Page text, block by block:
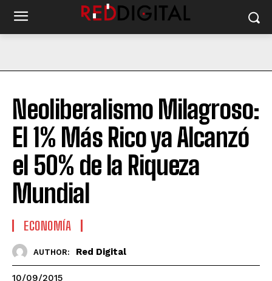
Neoliberalismo Milagroso:
El 1% Más Rico ya Alcanzó
el 50% de la Riqueza
Mundial
ECONOMÍA
AUTHOR: Red Digital
10/09/2015